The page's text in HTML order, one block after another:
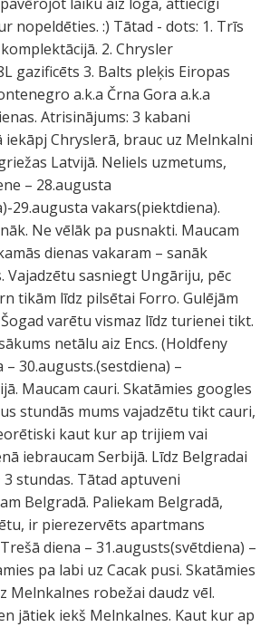
nopeldēties. :) Tātad - dots: 1. Trīs
2. Chrysler
gazificēts 3. Balts pleķis Eiropas
a.k.a Črna Gora a.k.a
Atrisinājums: 3 kabani
iekāpj Chryslerā, brauc uz Melnkalni
Latvijā. Neliels uzmetums,
– 28.augusta
29.augusta vakars(piektdiena).
Ne vēlāk pa pusnakti. Maucam
dienas vakaram – sanāk
Vajadzētu sasniegt Ungāriju, pēc
tikām līdz pilsētai Forro. Gulējām
varētu vismaz līdz turienei tikt.
netālu aiz Encs. (Holdfeny
30.augusts.(sestdiena) –
Maucam cauri. Skatāmies googles
stundās mums vajadzētu tikt cauri,
kaut kur ap trijiem vai
iebraucam Serbijā. Līdz Belgradai
stundas. Tātad aptuveni
Belgradā. Paliekam Belgradā,
ir pierezervēts apartmans
diena – 31.augusts(svētdiena) –
pa labi uz Cacak pusi. Skatāmies
Melnkalnes robežai daudz vēl.
jātiek iekš Melnkalnes. Kaut kur ap